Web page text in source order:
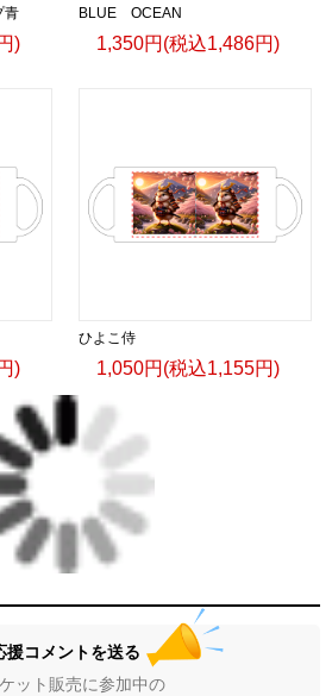
青
)
BLUE OCEAN
1,350円(税込1,486円)
)
ひよこ侍
1,050円(税込1,155円)
応援コメントを送る
ット販売に参加中の